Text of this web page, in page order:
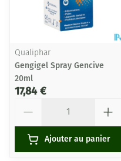
Qualiphar
Gengigel Spray Gencive
20ml
17,84 €
Ajouter au panier